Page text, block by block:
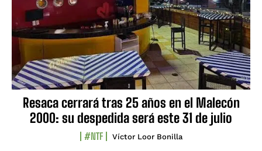
Resaca cerrará tras 25 años en el Malecón
2000: su despedida será este 31 de julio
#NTF Víctor Loor Bonilla